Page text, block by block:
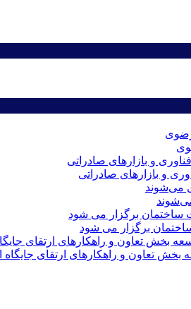
و بازارهای صادراتی
برگزار می شود
تعاون و راهکارهای ارتقای